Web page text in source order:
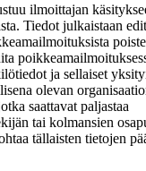
ilmoittajan
Tiedot julkaistaan
ja sellaiset
olevan
saattavat paljastaa
tai kolmansien
tällaisten tietojen